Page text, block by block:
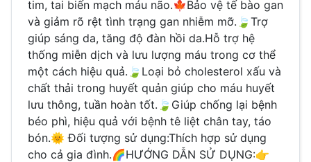
tim, tai biến mạch máu não.🍁Bảo vệ tế bào gan
và giảm rõ rệt tình trạng gan nhiễm mỡ.🍃Trợ
giúp sáng da, tăng độ đàn hồi da.Hỗ trợ hệ
thống miễn dịch và lưu lượng máu trong cơ thể
một cách hiệu quả.🍃Loại bỏ cholesterol xấu và
chất thải trong huyết quản giúp cho máu huyết
lưu thông, tuần hoàn tốt.🍃Giúp chống lại bệnh
béo phì, hiệu quả với bệnh tê liệt chân tay, táo
bón.🌞 Đối tượng sử dụng:Thích hợp sử dụng
cho cả gia đình.🌈HƯỚNG DẪN SỬ DỤNG:👉